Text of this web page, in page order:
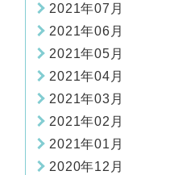
2021年07月
2021年06月
2021年05月
2021年04月
2021年03月
2021年02月
2021年01月
2020年12月